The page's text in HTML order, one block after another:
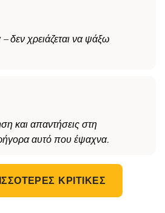
δεν χρειάζεται να ψάξω
και απαντήσεις στη
αυτό που έψαχνα.
ΚΡΙΤΙΚΈΣ